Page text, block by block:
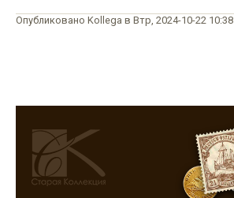
Опубликовано Kollega в Втр, 2024-10-22 10:38